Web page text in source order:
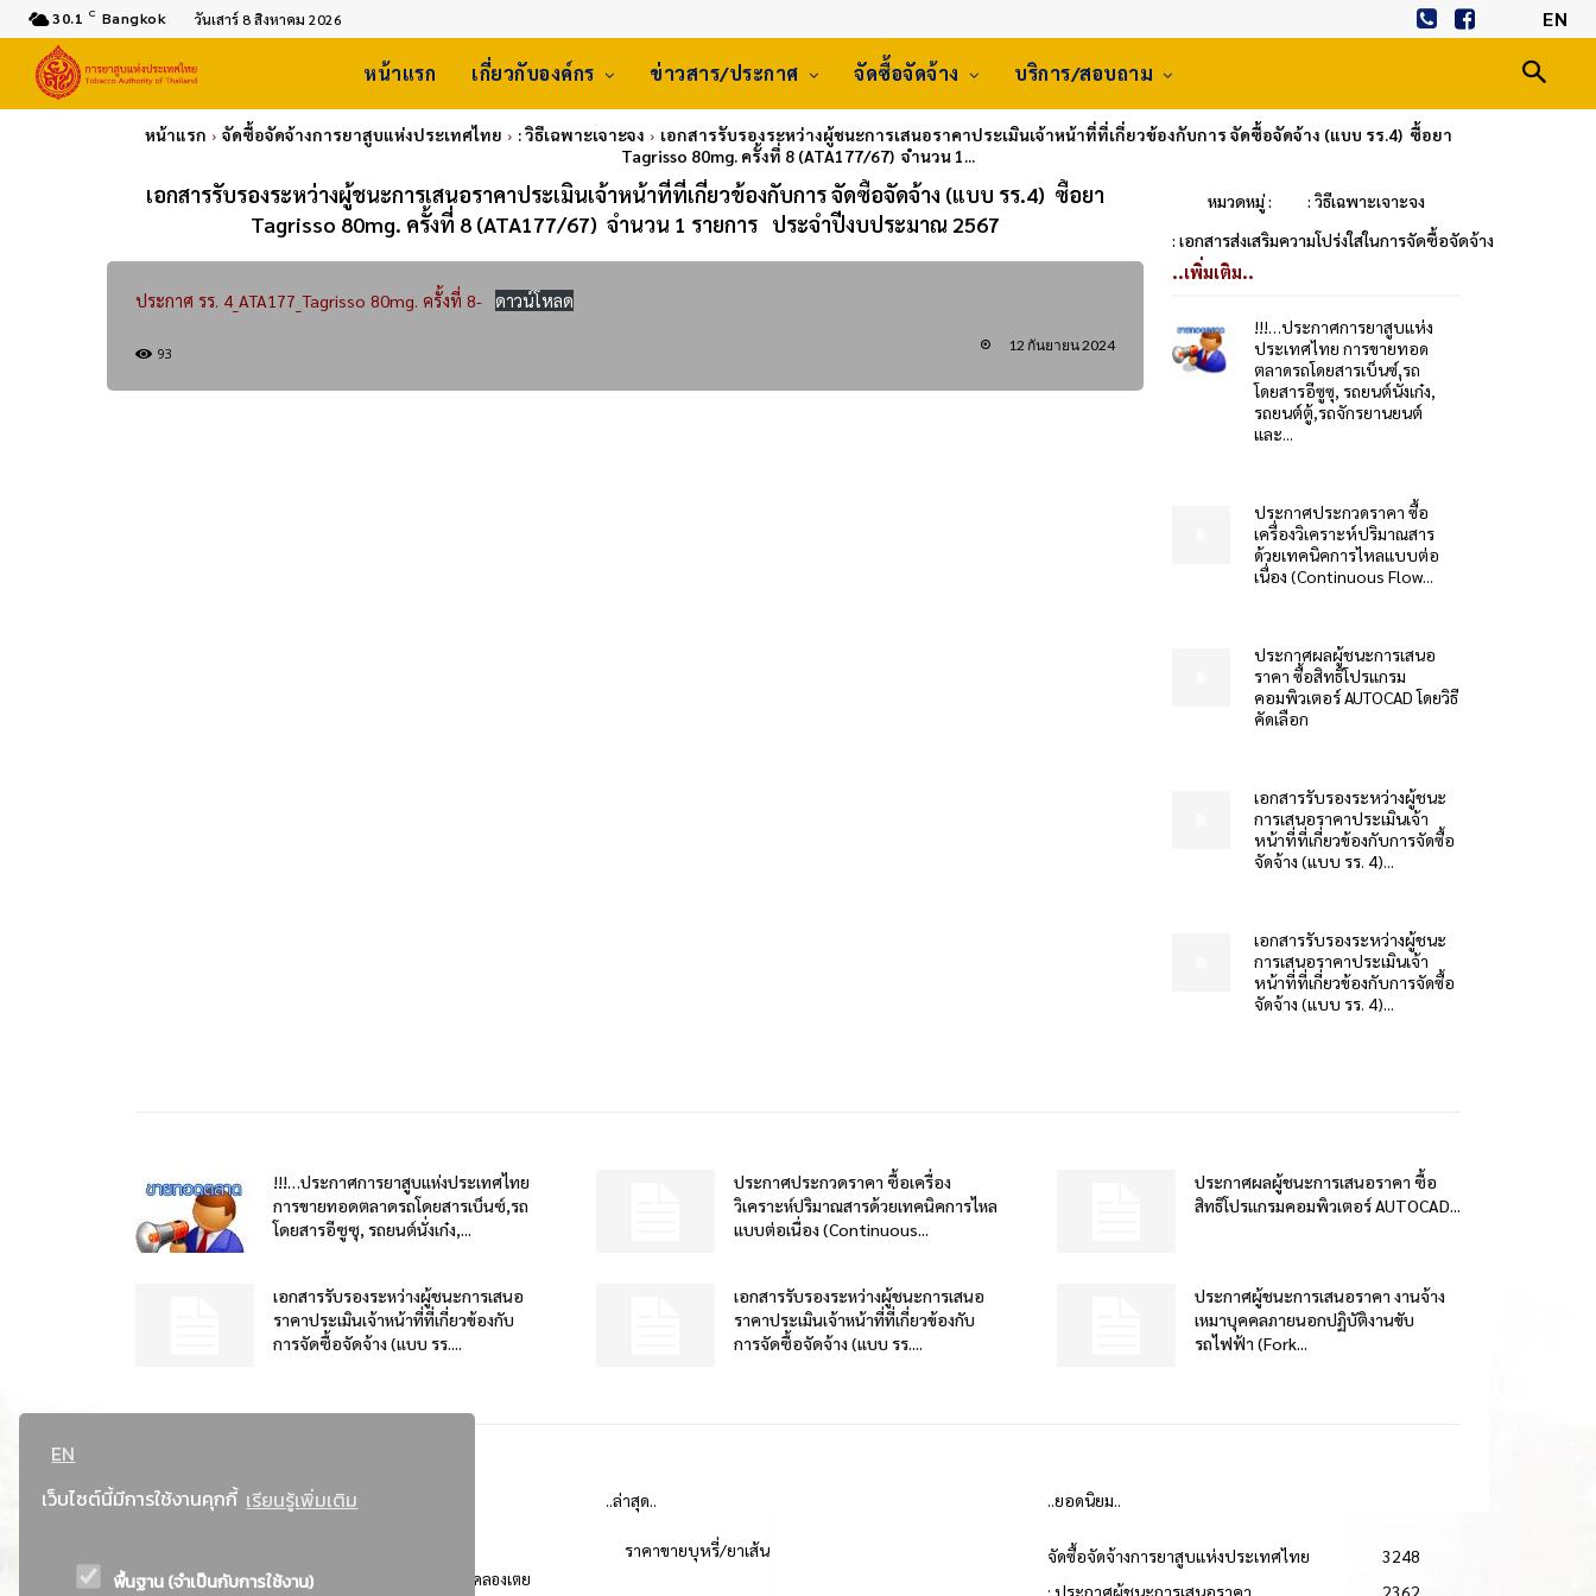
EN
เว็บไซต์นี้มีการใช้งานคุกกี้ เรียนรู้เพิ่มเติม
พื้นฐาน (จำเป็นกับการใช้งาน)
30.1 C Bangkok วันเสาร์ 8 สิงหาคม 2026 EN
หน้าแรก เกี่ยวกับองค์กร ข่าวสาร/ประกาศ จัดซื้อจัดจ้าง บริการ/สอบถาม
หน้าแรก จัดซื้อจัดจ้างการยาสูบแห่งประเทศไทย : วิธีเฉพาะเจาะจง
เอกสารรับรองระหว่างผู้ชนะการเสนอราคาประเมินเจ้าหน้าที่ที่เกี่ยวข้องกับการ จัดซื้อจัดจ้าง (แบบ รร.4) ซื้อยา
Tagrisso 80mg. ครั้งที่ 8 (ATA177/67) จำนวน 1...
เอกสารรับรองระหว่างผู้ชนะการเสนอราคาประเมินเจ้าหน้าที่ที่เกี่ยวข้องกับการ จัดซื้อจัดจ้าง (แบบ รร.4) ซื้อยา
Tagrisso 80mg. ครั้งที่ 8 (ATA177/67) จำนวน 1 รายการ ประจำปีงบประมาณ 2567
หมวดหมู่ :
: วิธีเฉพาะเจาะจง
: เอกสารส่งเสริมความโปร่งใสในการจัดซื้อจัดจ้าง
ประกาศ รร. 4_ATA177_Tagrisso 80mg. ครั้งที่ 8- ดาวน์โหลด
93 12 กันยายน 2024
..เพิ่มเติม..
!!!…ประกาศการยาสูบแห่ง
ประเทศไทย การขายทอด
ตลาดรถโดยสารเบ็นซ์,รถ
โดยสารอีซูซุ, รถยนต์นั่งเก๋ง,
รถยนต์ตู้,รถจักรยานยนต์
และ...
ประกาศประกวดราคา ซื้อ
เครื่องวิเคราะห์ปริมาณสาร
ด้วยเทคนิคการไหลแบบต่อ
เนื่อง (Continuous Flow...
ประกาศผลผู้ชนะการเสนอ
ราคา ซื้อสิทธิโปรแกรม
คอมพิวเตอร์ AUTOCAD โดยวิธี
คัดเลือก
เอกสารรับรองระหว่างผู้ชนะ
การเสนอราคาประเมินเจ้า
หน้าที่ที่เกี่ยวข้องกับการจัดซื้อ
จัดจ้าง (แบบ รร. 4)...
เอกสารรับรองระหว่างผู้ชนะ
การเสนอราคาประเมินเจ้า
หน้าที่ที่เกี่ยวข้องกับการจัดซื้อ
จัดจ้าง (แบบ รร. 4)...
!!!…ประกาศการยาสูบแห่งประเทศไทย
การขายทอดตลาดรถโดยสารเบ็นซ์,รถ
โดยสารอีซูซุ, รถยนต์นั่งเก๋ง,...
ประกาศประกวดราคา ซื้อเครื่อง
วิเคราะห์ปริมาณสารด้วยเทคนิคการไหล
แบบต่อเนื่อง (Continuous...
ประกาศผลผู้ชนะการเสนอราคา ซื้อ
สิทธิโปรแกรมคอมพิวเตอร์ AUTOCAD...
เอกสารรับรองระหว่างผู้ชนะการเสนอ
ราคาประเมินเจ้าหน้าที่ที่เกี่ยวข้องกับ
การจัดซื้อจัดจ้าง (แบบ รร....
เอกสารรับรองระหว่างผู้ชนะการเสนอ
ราคาประเมินเจ้าหน้าที่ที่เกี่ยวข้องกับ
การจัดซื้อจัดจ้าง (แบบ รร....
ประกาศผู้ชนะการเสนอราคา งานจ้าง
เหมาบุคคลภายนอกปฏิบัติงานขับ
รถไฟฟ้า (Fork...
ที่อยู่ : 184 ถนนพระรามที่ 4 แขวงคลองเตย เขตคลองเตย
..ล่าสุด..
ราคาขายบุหรี่/ยาเส้น
..ยอดนิยม..
จัดซื้อจัดจ้างการยาสูบแห่งประเทศไทย
3248
: ประกาศผู้ชนะการเสนอราคา
2362